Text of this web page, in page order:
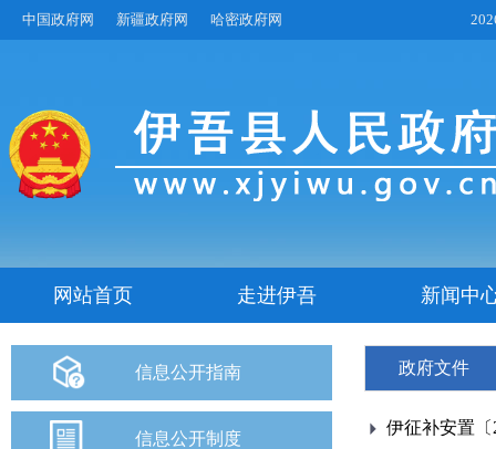
中国政府网 新疆政府网 哈密政府网
网站首页 走进伊吾 新闻中
信息公开指南
信息公开制度
政府文件
伊征补安置